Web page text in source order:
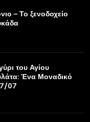
– Το ξενοδοχείο
του Αγίου
Ένα Μοναδικό
07